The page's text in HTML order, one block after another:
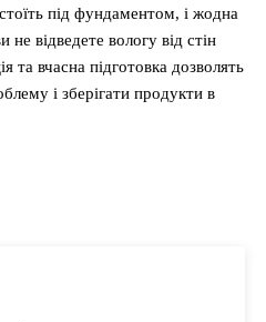
під фундаментом, і жодна
відведете вологу від стін
та вчасна підготовка дозволять
і зберігати продукти в